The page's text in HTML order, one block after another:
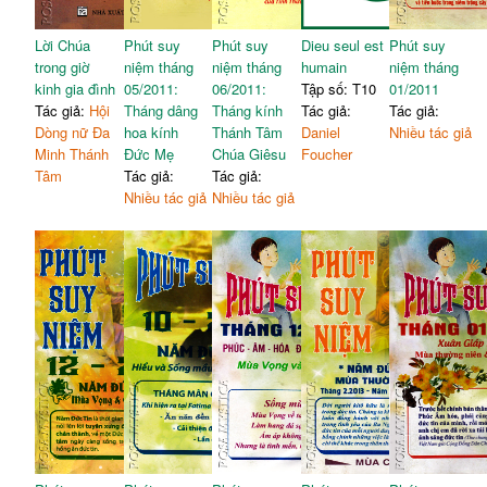
Lời Chúa
trong giờ
kinh gia đình
Tác giả: Hội
Dòng nữ Đa
Minh Thánh
Tâm
Phút suy
niệm tháng
05/2011:
Tháng dâng
hoa kính
Đức Mẹ
Tác giả:
Nhiều tác giả
Phút suy
niệm tháng
06/2011:
Tháng kính
Thánh Tâm
Chúa Giêsu
Tác giả:
Nhiều tác giả
Dieu seul est
humain
Tập số: T10
Tác giả:
Daniel
Foucher
Phút suy
niệm tháng
01/2011
Tác giả:
Nhiều tác giả